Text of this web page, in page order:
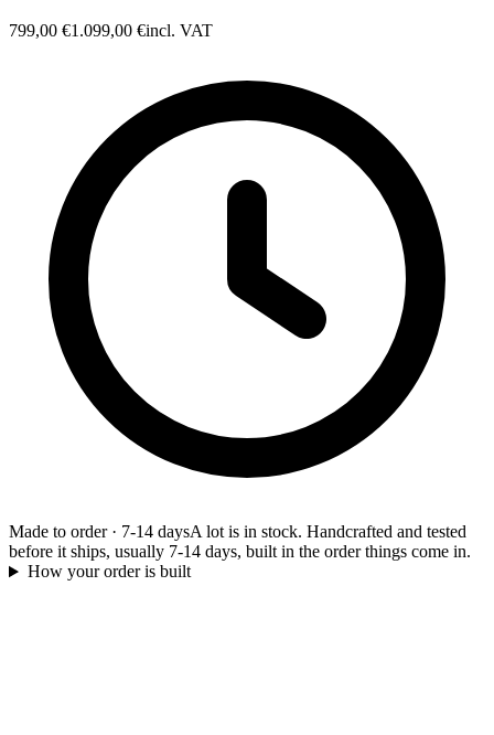
799,00 €1.099,00 €incl. VAT
Made to order· 7-14 daysA lot is in stock. Handcrafted and tested
before it ships, usually 7-14 days, built in the order things come in.
How your order is built